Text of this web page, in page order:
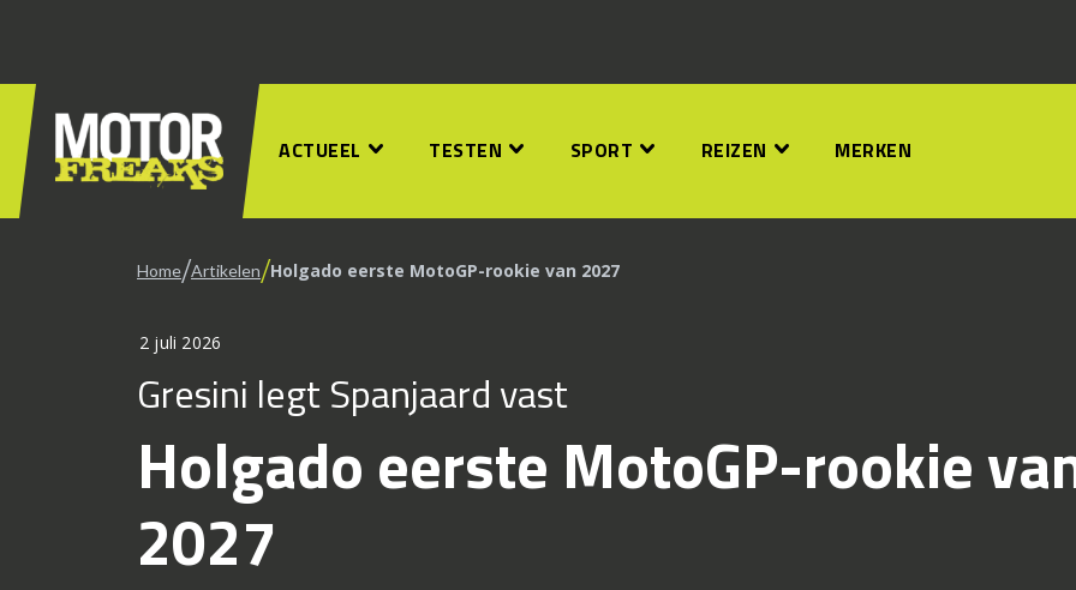
ACTUEEL TESTEN SPORT REIZEN MERKEN
Home/Artikelen/Holgado eerste MotoGP-rookie van 2027
2 juli 2026
Gresini legt Spanjaard vast
Holgado eerste MotoGP-rookie
2027